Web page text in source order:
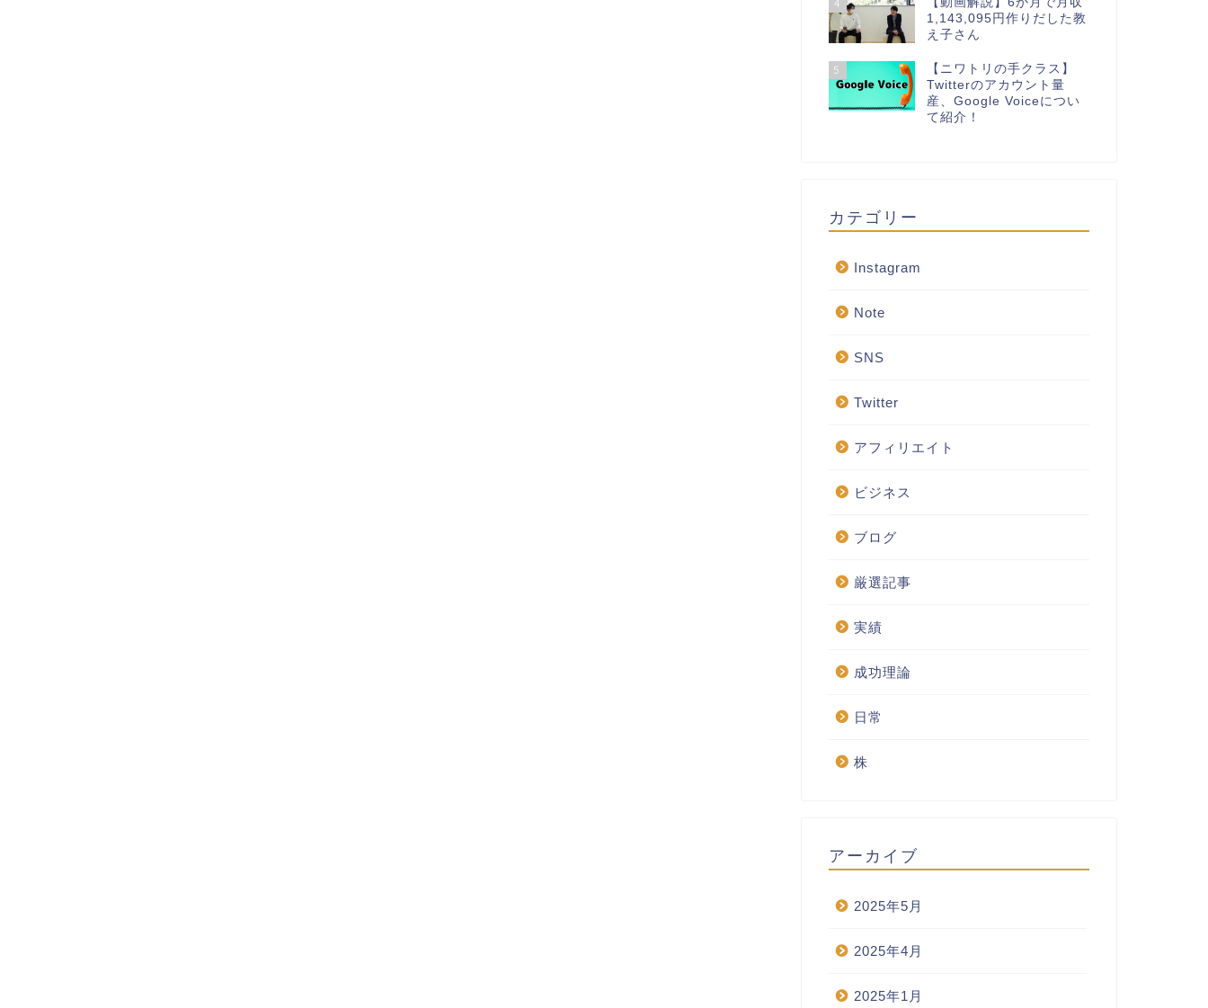
4
1,143,095円作りだした教
え子さん
5
【ニワトリの手クラス】
Twitterのアカウント量
産、Google Voiceについ
て紹介！
カテゴリー
Instagram
Note
SNS
Twitter
アフィリエイト
ビジネス
ブログ
厳選記事
実績
成功理論
日常
株
アーカイブ
2025年5月
2025年4月
2025年1月